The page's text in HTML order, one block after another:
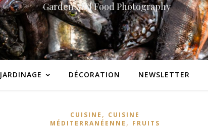
Garden And Food Photography
JARDINAGE DÉCORATION NEWSLETTER
CUISINE , CUISINE
MÉDITERRANÉENNE , FRUITS